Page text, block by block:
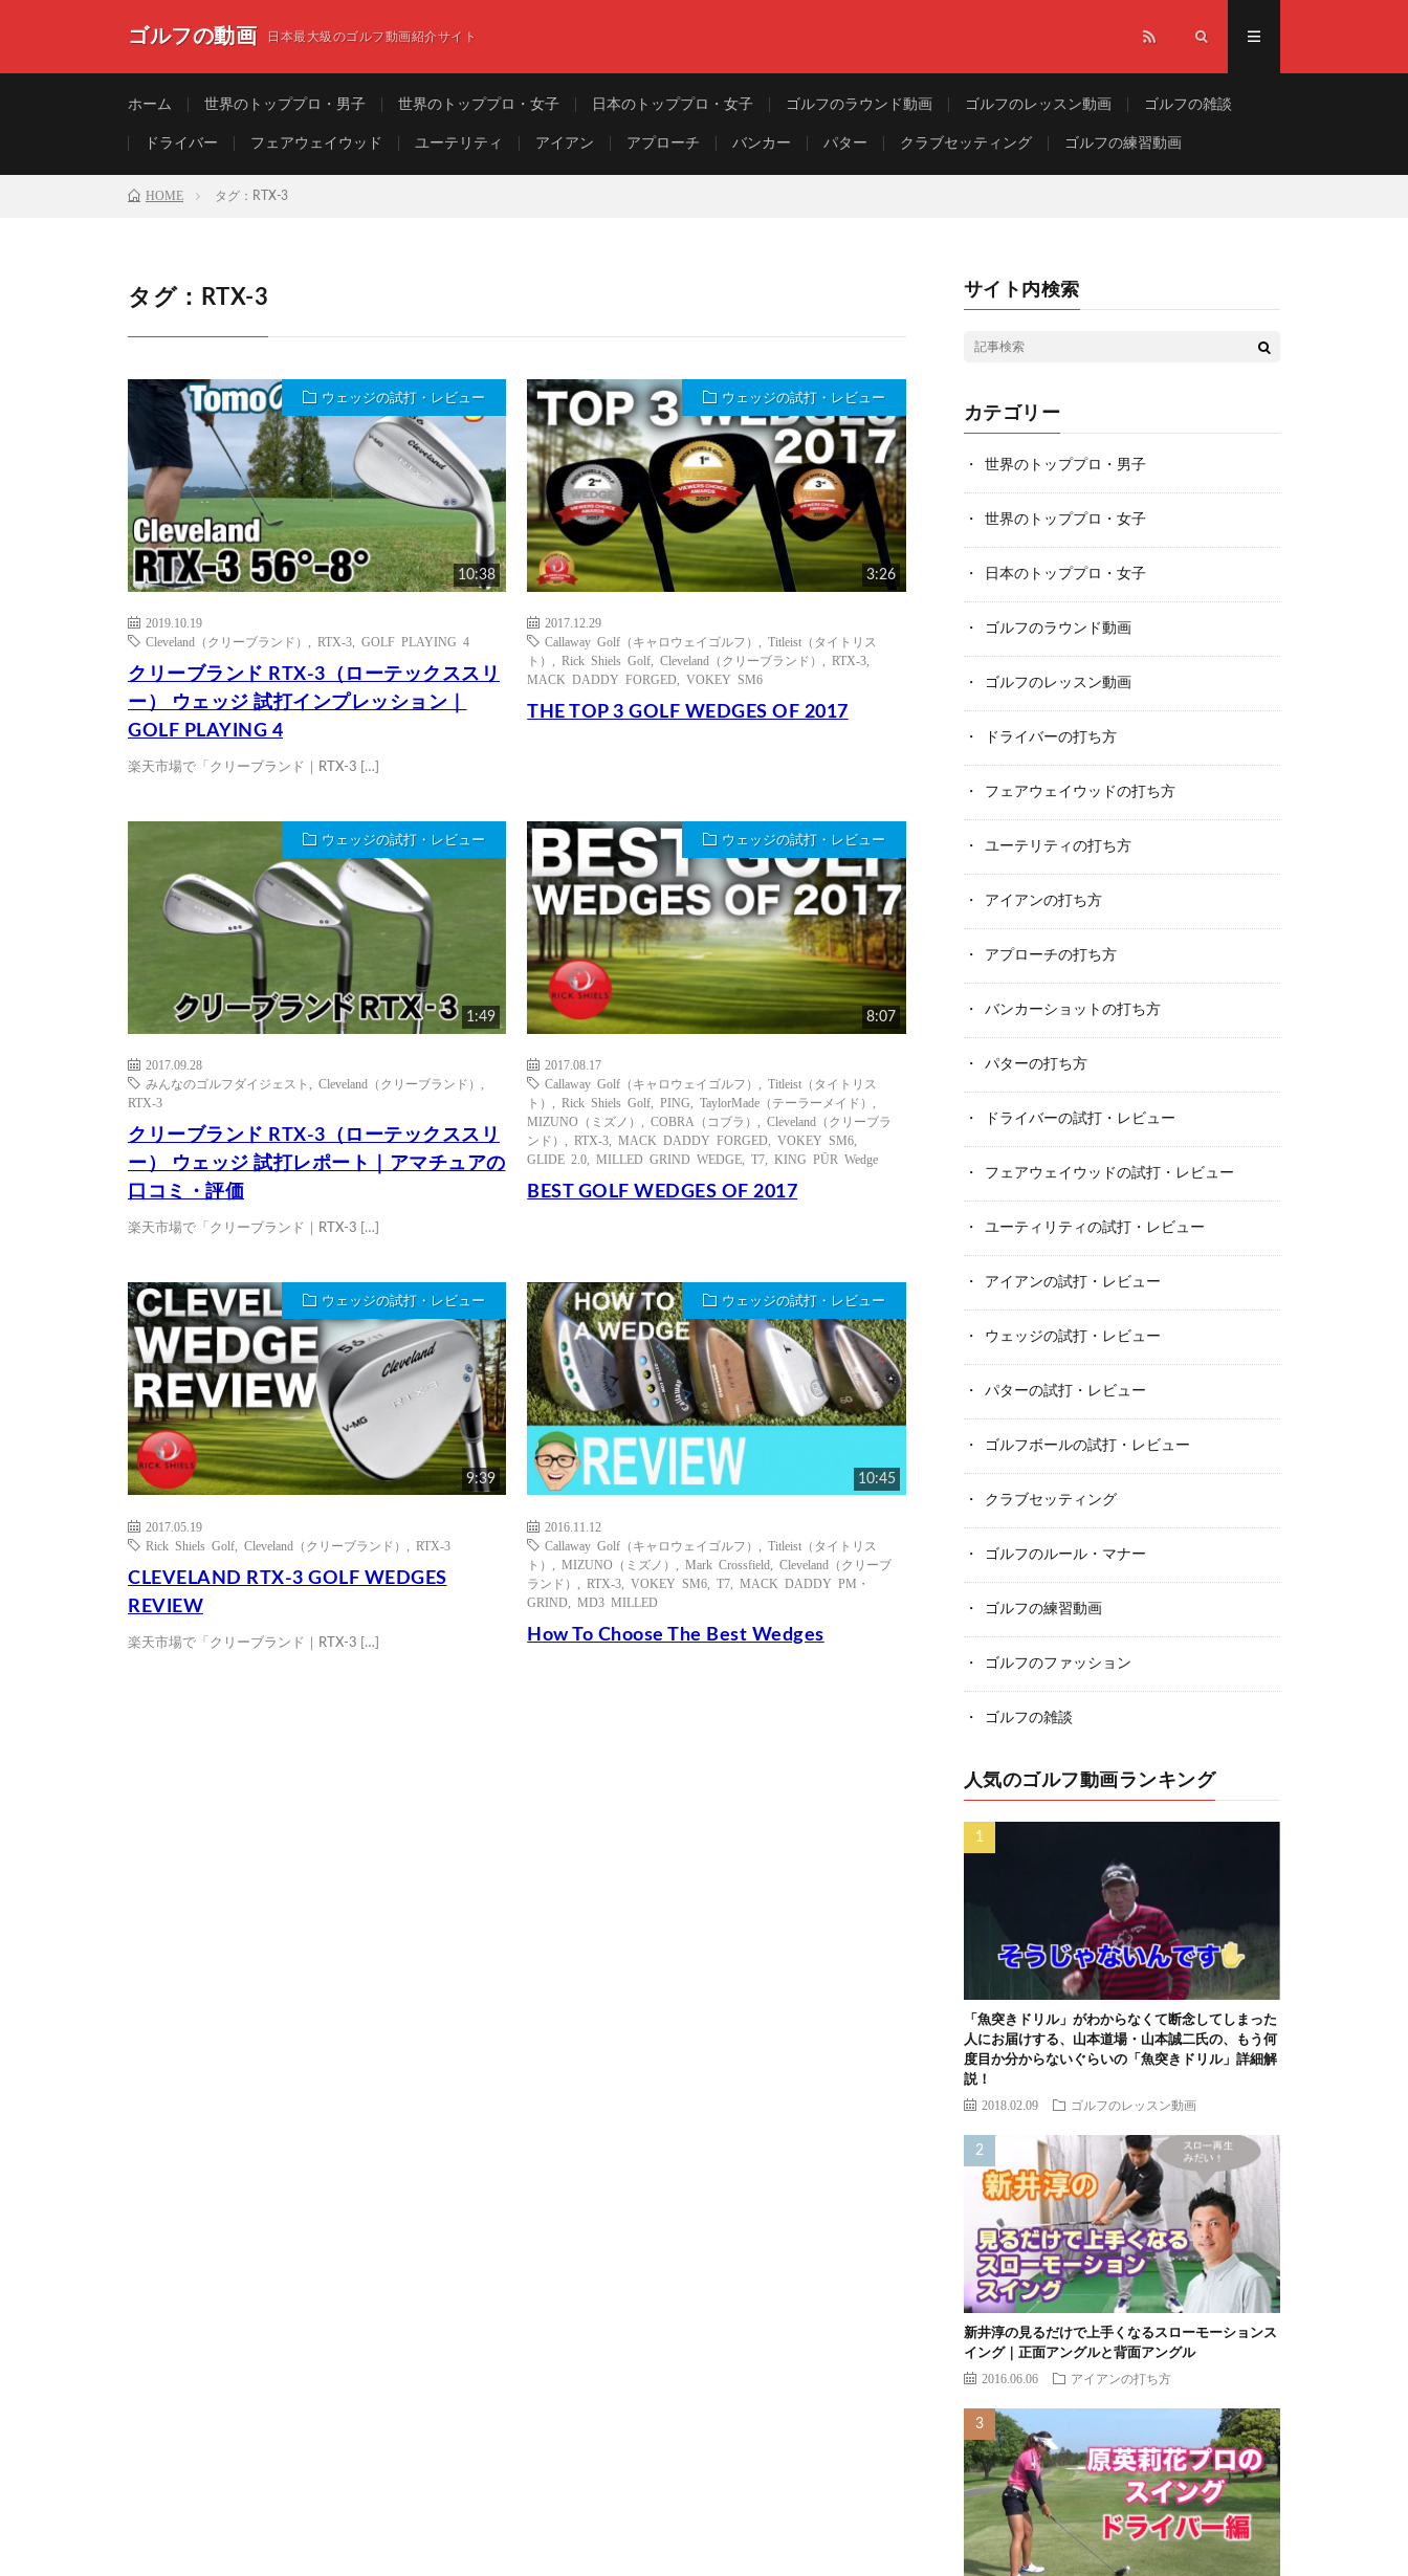
ゴルフの動画 日本最大級のゴルフ動画紹介サイト
ホーム 世界のトッププロ・男子 世界のトッププロ・女子 日本のトッププロ・女子 ゴルフのラウンド動画 ゴルフのレッスン動画 ゴルフの雑談
ドライバー フェアウェイウッド ユーテリティ アイアン アプローチ バンカー パター クラブセッティング ゴルフの練習動画
HOME タグ：RTX-3
タグ：RTX-3
ウェッジの試打・レビュー
10:38
2019.10.19
Cleveland（クリーブランド）
RTX-3 GOLF PLAYING 4
クリーブランド RTX-3（ローテックススリ
ー） ウェッジ 試打インプレッション｜
GOLF PLAYING 4
楽天市場で「クリーブランド｜RTX-3 […]
ウェッジの試打・レビュー
3:26
2017.12.29
Callaway Golf（キャロウェイゴルフ）
,Titleist（タイトリス
ト）
,Rick Shiels Golf ,Cleveland（クリーブランド） ,RTX-3
MACK DADDY FORGED
,VOKEY SM6
THE TOP 3 GOLF WEDGES OF 2017
ウェッジの試打・レビュー
1:49
2017.09.28
みんなのゴルフダイジェスト
Cleveland（クリーブランド）
RTX-3
クリーブランド RTX-3（ローテックススリ
ー） ウェッジ 試打レポート｜アマチュアの
口コミ・評価
楽天市場で「クリーブランド｜RTX-3 […]
ウェッジの試打・レビュー
8:07
2017.08.17
Callaway Golf（キャロウェイゴルフ）
,Titleist（タイトリス
ト）
,Rick Shiels Golf ,PING ,TaylorMade（テーラーメイド）
MIZUNO（ミズノ）
,COBRA（コブラ） ,Cleveland（クリーブラ
ンド）
,RTX-3 ,MACK DADDY FORGED ,VOKEY SM6
GLIDE 2.0 ,MILLED GRIND WEDGE ,T7 ,KING PŪR Wedge
BEST GOLF WEDGES OF 2017
ウェッジの試打・レビュー
9:39
2017.05.19
Rick Shiels Golf
Cleveland（クリーブランド） RTX-3
CLEVELAND RTX-3 GOLF WEDGES
REVIEW
楽天市場で「クリーブランド｜RTX-3 […]
ウェッジの試打・レビュー
10:45
2016.11.12
Callaway Golf（キャロウェイゴルフ）
,Titleist（タイトリス
ト）
,MIZUNO（ミズノ） ,Mark Crossfield ,Cleveland（クリーブ
ランド）
,RTX-3 ,VOKEY SM6 ,T7 ,MACK DADDY PM・
GRIND
,MD3 MILLED
How To Choose The Best Wedges
サイト内検索
カテゴリー
世界のトッププロ・男子
世界のトッププロ・女子
日本のトッププロ・女子
ゴルフのラウンド動画
ゴルフのレッスン動画
ドライバーの打ち方
フェアウェイウッドの打ち方
ユーテリティの打ち方
アイアンの打ち方
アプローチの打ち方
バンカーショットの打ち方
パターの打ち方
ドライバーの試打・レビュー
フェアウェイウッドの試打・レビュー
ユーティリティの試打・レビュー
アイアンの試打・レビュー
ウェッジの試打・レビュー
パターの試打・レビュー
ゴルフボールの試打・レビュー
クラブセッティング
ゴルフのルール・マナー
ゴルフの練習動画
ゴルフのファッション
ゴルフの雑談
人気のゴルフ動画ランキング
「魚突きドリル」がわからなくて断念してしまった
人にお届けする、山本道場・山本誠二氏の、もう何
度目か分からないぐらいの「魚突きドリル」詳細解
説！
2018.02.09 ゴルフのレッスン動画
新井淳の見るだけで上手くなるスローモーションス
イング｜正面アングルと背面アングル
2016.06.06 アイアンの打ち方